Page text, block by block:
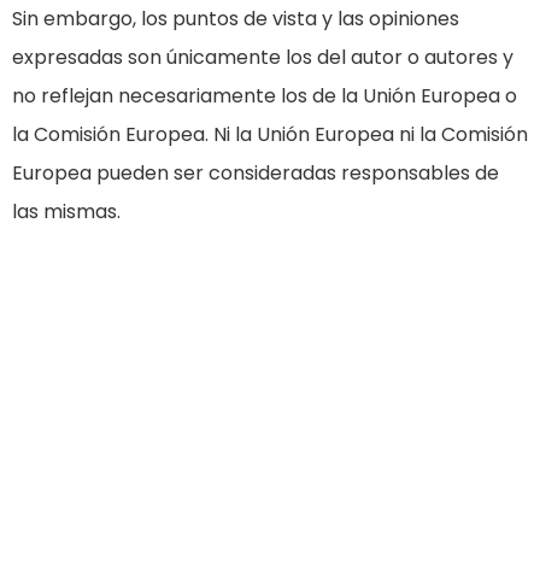
Sin embargo, los puntos de vista y las opiniones
expresadas son únicamente los del autor o autores y
no reflejan necesariamente los de la Unión Europea o
la Comisión Europea. Ni la Unión Europea ni la Comisión
Europea pueden ser consideradas responsables de
las mismas.